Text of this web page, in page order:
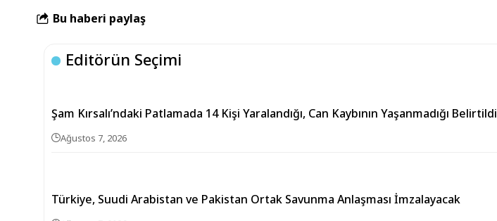
Bu haberi paylaş
Editörün Seçimi
Şam Kırsalı’ndaki Patlamada 14 Kişi Yaralandığı, Can Kaybının Yaşanmadığı Belirtildi
Ağustos 7, 2026
Türkiye, Suudi Arabistan ve Pakistan Ortak Savunma Anlaşması İmzalayacak